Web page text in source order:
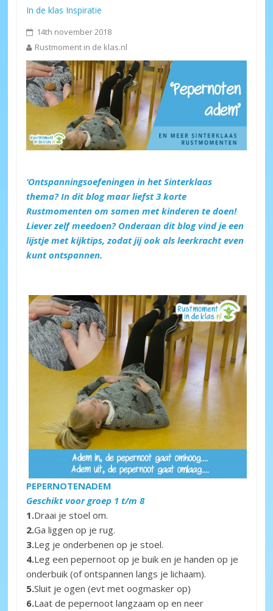
In de klas Inspiratie
14th november 2018
Rustmoment in de klas.nl
‘Ontspanningsoefeningen in het Sinterklaas
thema? In dit blog maar liefst 3 korte
Rustmomenten om samen met kinderen te doen!
Liever zelf meedoen? Onderaan dit blog vind je een
lijstje met kijktips, zodat jij ook als leerkracht even
kunt ontspannen.
PEPERNOTENADEM
Geschikt voor groep 1 t/m 8
1.Draai je stoel om.
2.Ga liggen op je rug.
3.Leg je onderbenen op je stoel.
4.Leg een pepernoot op je buik en je handen op je
onderbuik (of ontspannen langs je lichaam).
5.Sluit je ogen (evt met oogmasker op)
6.Laat de pepernoot langzaam op en neer